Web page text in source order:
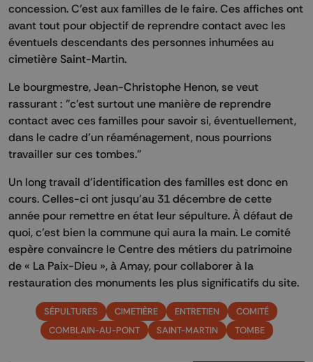
concession. C'est aux familles de le faire. Ces affiches ont
avant tout pour objectif de reprendre contact avec les
éventuels descendants des personnes inhumées au
cimetière Saint-Martin.
Le bourgmestre, Jean-Christophe Henon, se veut
rassurant : "c'est surtout une manière de reprendre
contact avec ces familles pour savoir si, éventuellement,
dans le cadre d'un réaménagement, nous pourrions
travailler sur ces tombes."
Un long travail d'identification des familles est donc en
cours. Celles-ci ont jusqu'au 31 décembre de cette
année pour remettre en état leur sépulture. À défaut de
quoi, c'est bien la commune qui aura la main. Le comité
espère convaincre le Centre des métiers du patrimoine
de « La Paix-Dieu », à Amay, pour collaborer à la
restauration des monuments les plus significatifs du site.
SÉPULTURES CIMETIÈRE ENTRETIEN
COMITÉ
COMBLAIN-AU-PONT
SAINT-MARTIN TOMBE